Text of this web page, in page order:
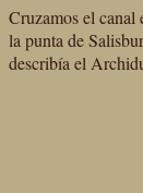
Cruzamos el canal
la punta de
describía el